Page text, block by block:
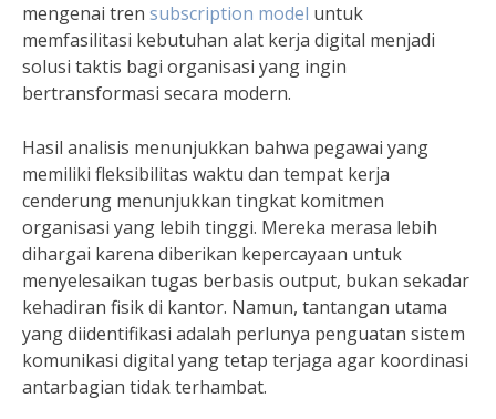
mengenai tren subscription model untuk
memfasilitasi kebutuhan alat kerja digital menjadi
solusi taktis bagi organisasi yang ingin
bertransformasi secara modern.
Hasil analisis menunjukkan bahwa pegawai yang
memiliki fleksibilitas waktu dan tempat kerja
cenderung menunjukkan tingkat komitmen
organisasi yang lebih tinggi. Mereka merasa lebih
dihargai karena diberikan kepercayaan untuk
menyelesaikan tugas berbasis output, bukan sekadar
kehadiran fisik di kantor. Namun, tantangan utama
yang diidentifikasi adalah perlunya penguatan sistem
komunikasi digital yang tetap terjaga agar koordinasi
antarbagian tidak terhambat.